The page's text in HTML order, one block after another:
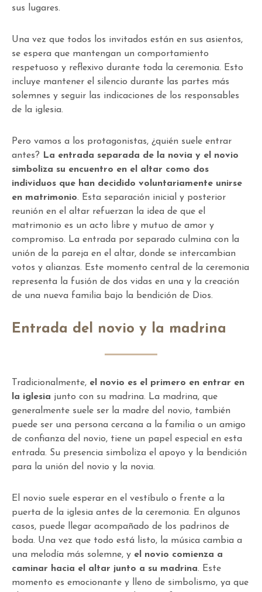
sus lugares.
Una vez que todos los invitados están en sus asientos,
se espera que mantengan un comportamiento
respetuoso y reflexivo durante toda la ceremonia. Esto
incluye mantener el silencio durante las partes más
solemnes y seguir las indicaciones de los responsables
de la iglesia.
Pero vamos a los protagonistas, ¿quién suele entrar
antes? La entrada separada de la novia y el novio
simboliza su encuentro en el altar como dos
individuos que han decidido voluntariamente unirse
en matrimonio. Esta separación inicial y posterior
reunión en el altar refuerzan la idea de que el
matrimonio es un acto libre y mutuo de amor y
compromiso. La entrada por separado culmina con la
unión de la pareja en el altar, donde se intercambian
votos y alianzas. Este momento central de la ceremonia
representa la fusión de dos vidas en una y la creación
de una nueva familia bajo la bendición de Dios.
Entrada del novio y la madrina
Tradicionalmente, el novio es el primero en entrar en
la iglesia junto con su madrina. La madrina, que
generalmente suele ser la madre del novio, también
puede ser una persona cercana a la familia o un amigo
de confianza del novio, tiene un papel especial en esta
entrada. Su presencia simboliza el apoyo y la bendición
para la unión del novio y la novia.
El novio suele esperar en el vestíbulo o frente a la
puerta de la iglesia antes de la ceremonia. En algunos
casos, puede llegar acompañado de los padrinos de
boda. Una vez que todo está listo, la música cambia a
una melodía más solemne, y el novio comienza a
caminar hacia el altar junto a su madrina. Este
momento es emocionante y lleno de simbolismo, ya que